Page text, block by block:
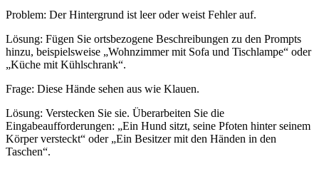
Problem: Der Hintergrund ist leer oder weist Fehler auf.
Lösung: Fügen Sie ortsbezogene Beschreibungen zu den Prompts
hinzu, beispielsweise „Wohnzimmer mit Sofa und Tischlampe“ oder
„Küche mit Kühlschrank“.
Frage: Diese Hände sehen aus wie Klauen.
Lösung: Verstecken Sie sie. Überarbeiten Sie die
Eingabeaufforderungen: „Ein Hund sitzt, seine Pfoten hinter seinem
Körper versteckt“ oder „Ein Besitzer mit den Händen in den
Taschen“.